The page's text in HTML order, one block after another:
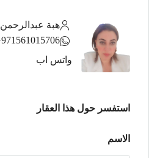
هبة عبدالرحمن
971561015706+
واتس اب
استفسر حول هذا العقار
الاسم